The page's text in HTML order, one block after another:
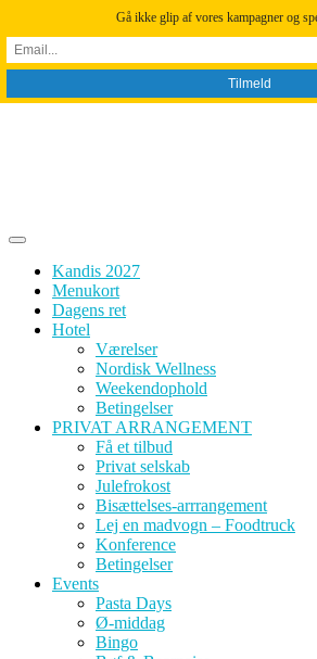
Kandis 2027
Menukort
Dagens ret
Hotel
Værelser
Nordisk Wellness
Weekendophold
Betingelser
PRIVAT ARRANGEMENT
Få et tilbud
Privat selskab
Julefrokost
Bisættelses-arrrangement
Lej en madvogn – Foodtruck
Konference
Betingelser
Events
Pasta Days
Ø-middag
Bingo
Gå ikke glip af vores kampagner og